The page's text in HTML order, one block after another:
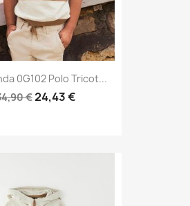
0G102 Polo Tricot...
€24,43 €